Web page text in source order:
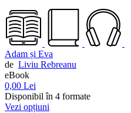
Adam și Eva
de Liviu Rebreanu
eBook
0,00 Lei
Disponibil în 4 formate
Vezi opțiuni